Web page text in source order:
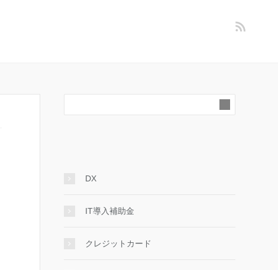
DX
IT導入補助金
クレジットカード